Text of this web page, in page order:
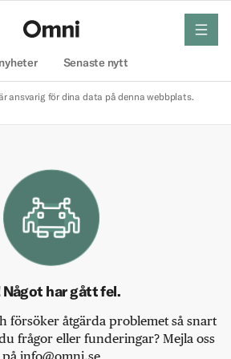
Senaste nytt
meny
ansvarig för dina data på denna webbplats.
Något har gått fel.
försöker åtgärda problemet så snart
frågor eller funderingar? Mejla oss